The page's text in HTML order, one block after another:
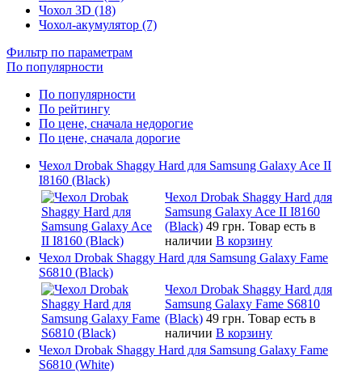
Чохол 3D (18)
Чохол-акумулятор (7)
Фильтр по параметрам
По популярности
По популярности
По рейтингу
По цене, сначала недорогие
По цене, сначала дорогие
Чехол Drobak Shaggy Hard для Samsung Galaxy Ace II
I8160 (Black)
Чехол Drobak Shaggy Hard для
Samsung Galaxy Ace II I8160
(Black) 49 грн. Товар есть в
наличии В корзину
Чехол Drobak Shaggy Hard для Samsung Galaxy Fame
S6810 (Black)
Чехол Drobak Shaggy Hard для
Samsung Galaxy Fame S6810
(Black) 49 грн. Товар есть в
наличии В корзину
Чехол Drobak Shaggy Hard для Samsung Galaxy Fame
S6810 (White)